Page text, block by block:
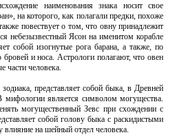
наименования знака носит свое
на которого, как полагали предки, похоже
повествует о том, что овну принадлежит
небезызвестный Ясон на именитом корабле
собой изогнутые рога барана, а также, по
и носа. Астрологи полагают, что овен
части человека.
представляет собой быка, в Древней
мифологии является символом могущества.
могущественный Зевс при схождении с
собой голову быка с раскидистыми
влияние на шейный отдел человека.